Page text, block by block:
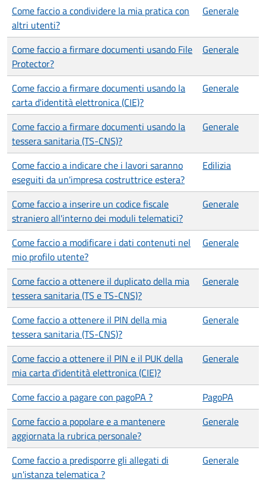
Come faccio a condividere la mia pratica con
altri utenti?
Generale
Come faccio a firmare documenti usando File
Protector?
Generale
Come faccio a firmare documenti usando la
carta d'identità elettronica (CIE)?
Generale
Come faccio a firmare documenti usando la
tessera sanitaria (TS-CNS)?
Generale
Come faccio a indicare che i lavori saranno
eseguiti da un'impresa costruttrice estera?
Edilizia
Come faccio a inserire un codice fiscale
straniero all'interno dei moduli telematici?
Generale
Come faccio a modificare i dati contenuti nel
mio profilo utente?
Generale
Come faccio a ottenere il duplicato della mia
tessera sanitaria (TS e TS-CNS)?
Generale
Come faccio a ottenere il PIN della mia
tessera sanitaria (TS-CNS)?
Generale
Come faccio a ottenere il PIN e il PUK della
mia carta d'identità elettronica (CIE)?
Generale
Come faccio a pagare con pagoPA ?
PagoPA
Come faccio a popolare e a mantenere
aggiornata la rubrica personale?
Generale
Come faccio a predisporre gli allegati di
un'istanza telematica ?
Generale